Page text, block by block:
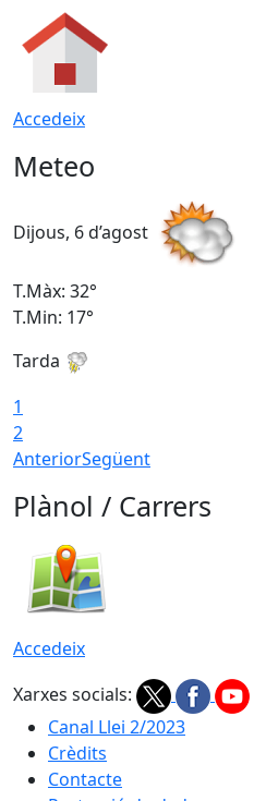
Accedeix
Meteo
Dijous, 6 d’agost
T.Màx: 32°
T.Min: 17°
Tarda
1
2
AnteriorSegüent
Plànol / Carrers
Accedeix
Xarxes socials:
Canal Llei 2/2023
Crèdits
Contacte